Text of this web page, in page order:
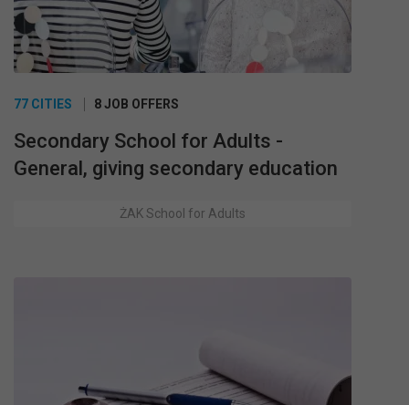
77 CITIES 8 JOB OFFERS
Secondary School for Adults -
General, giving secondary education
ŻAK School for Adults